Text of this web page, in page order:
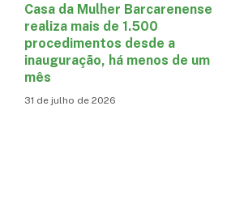
Casa da Mulher Barcarenense
realiza mais de 1.500
procedimentos desde a
inauguração, há menos de um
mês
31 de julho de 2026